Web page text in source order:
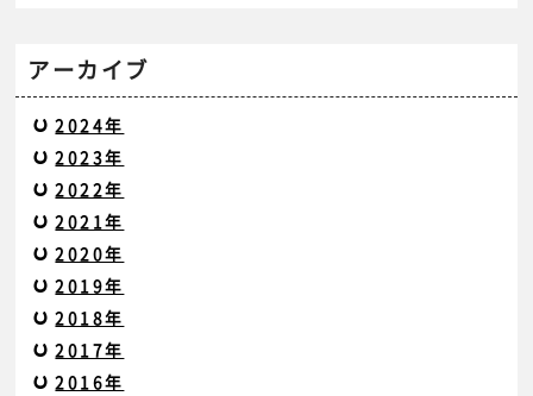
アーカイブ
2024年
2023年
2022年
2021年
2020年
2019年
2018年
2017年
2016年